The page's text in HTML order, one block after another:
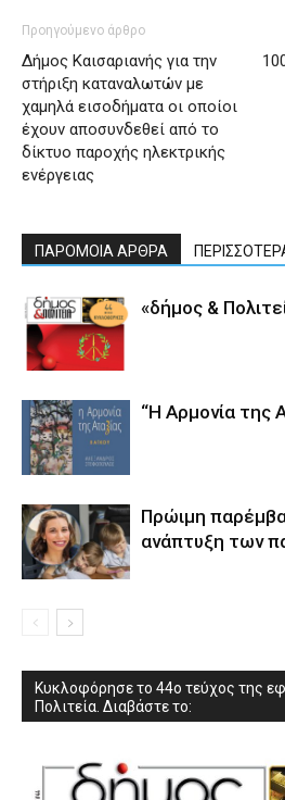
Προηγούμενο άρθρο
Δήμος Καισαριανής για την
στήριξη καταναλωτών με
χαμηλά εισοδήματα οι οποίοι
έχουν αποσυνδεθεί από το
δίκτυο παροχής ηλεκτρικής
ενέργειας
ΠΑΡΟΜΟΙΑ ΑΡΘΡΑ
«δήμος &
“Η Αρμονία της
Πρώιμη
ανάπτυξη των
Κυκλοφόρησε το 44ο τεύχος της
Πολιτεία. Διαβάστε το: